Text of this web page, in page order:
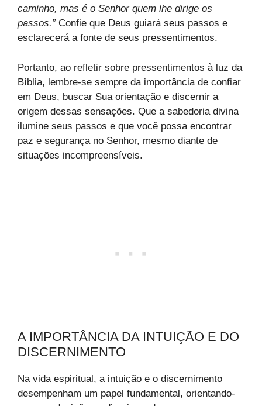
caminho, mas é o Senhor quem lhe dirige os
passos.”Confie que Deus guiará seus passos e
esclarecerá a fonte de seus pressentimentos.
Portanto, ao refletir sobre pressentimentos à luz da
Bíblia, lembre-se sempre da importância de confiar
em Deus, buscar Sua orientação e discernir a
origem dessas sensações. Que a sabedoria divina
ilumine seus passos e que você possa encontrar
paz e segurança no Senhor, mesmo diante de
situações incompreensíveis.
A IMPORTÂNCIA DA INTUIÇÃO E DO
DISCERNIMENTO
Na vida espiritual, a intuição e o discernimento
desempenham um papel fundamental, orientando-